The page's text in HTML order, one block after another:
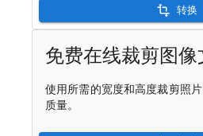
转换
免费在线裁剪图像
使用所需的宽度和高度裁剪照
质量。